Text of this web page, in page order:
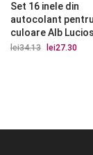
Set 16 inele din
autocolant
culoare Alb Lucios
lei34.13
Prețul
lei27.30